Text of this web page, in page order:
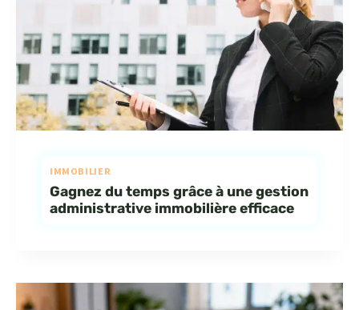
IMMOBILIER
Gagnez du temps grâce à une gestion
administrative immobilière efficace